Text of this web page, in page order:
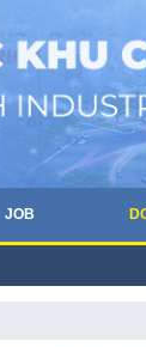
JOB